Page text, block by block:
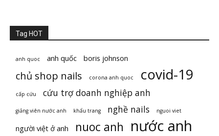
Tag HOT
anh quoc anh quốc boris johnson
chủ shop nails corona anh quoc covid-19
cấp cứu cứu trợ doanh nghiệp anh
giảng viên nước anh khẩu trang nghề nails nguoi viet
người việt ở anh nuoc anh nước anh